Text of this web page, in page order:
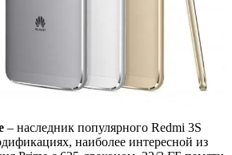
– наследник популярного Redmi 3S
наиболее интересной из